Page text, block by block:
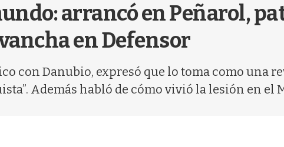
arrancó en Peñarol,
en Defensor
con Danubio, expresó que lo toma como una
Además habló de cómo vivió la lesión en el